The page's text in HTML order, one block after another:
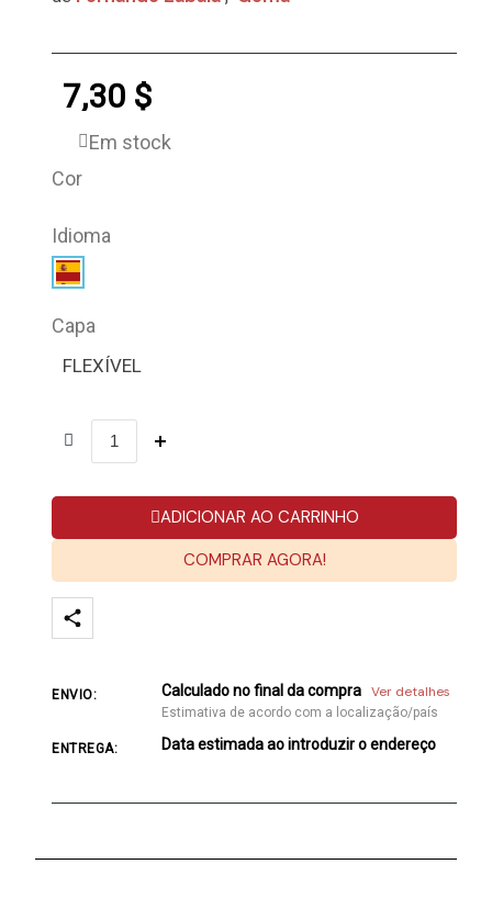
7,30 $
Em stock
Cor
Idioma
Capa
FLEXÍVEL
ADICIONAR AO CARRINHO
COMPRAR AGORA!
ENVIO: Calculado no final da compra Ver detalhes
Estimativa de acordo com a localização/país
ENTREGA: Data estimada ao introduzir o endereço